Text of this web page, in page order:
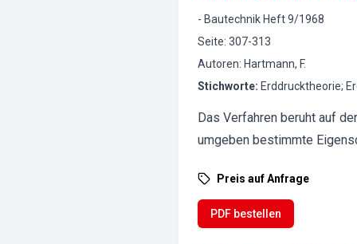
- Bautechnik Heft9/1968
Seite: 307-313
Autoren: Hartmann, F.
Stichworte: Erddrucktheorie;
Das Verfahren beruht auf
umgeben bestimmte
Preis auf Anfrage
PDF bestellen